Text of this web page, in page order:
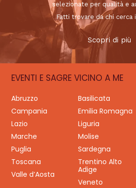
selezionate per qualità e
Fatti trovare da chi cerca
Scopri di più
EVENTI E SAGRE VICINO A ME
Abruzzo Basilicata
Campania
Emilia Romagna
Lazio
Liguria
Marche
Molise
Puglia
Sardegna
Toscana
Trentino Alto
Adige
Valle d’Aosta
Veneto